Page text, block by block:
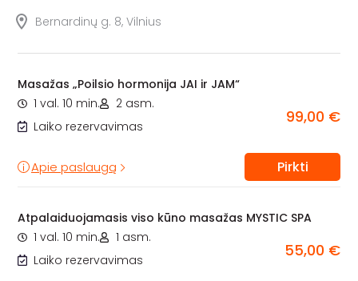
Bernardinų g. 8, Vilnius
Masažas „Poilsio hormonija JAI ir JAM“
1 val. 10 min.
2 asm.
Laiko rezervavimas
99,00 €
Apie paslaugą Pirkti
Atpalaiduojamasis viso kūno masažas MYSTIC SPA
1 val. 10 min.
1 asm.
Laiko rezervavimas
55,00 €